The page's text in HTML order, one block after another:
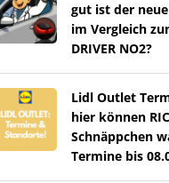
gut ist der
im Vergleich
DRIVER NO2?
Lidl Outlet
hier können
Schnäppchen
Termine bis